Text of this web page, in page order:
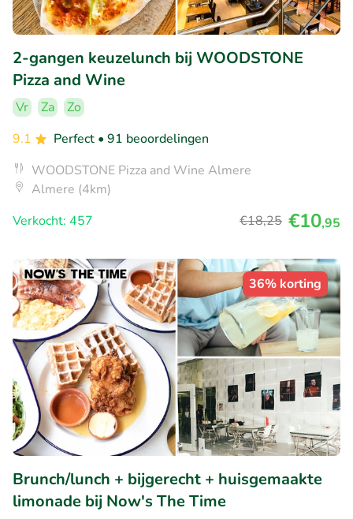
2-gangen keuzelunch bij WOODSTONE
Pizza and Wine
Vr Za
Zo
9.1
Perfect • 91 beoordelingen
WOODSTONE Pizza and Wine Almere
Almere (4km)
Verkocht: 457
€18,25 €10,95
36% korting
Brunch/lunch + bijgerecht + huisgemaakte
limonade bij Now's The Time